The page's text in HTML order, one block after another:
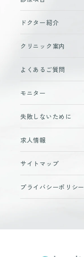
ドクター紹介
クリニック案内
よくあるご質問
モニター
失敗しないために
求人情報
サイトマップ
プライバシーポリシー